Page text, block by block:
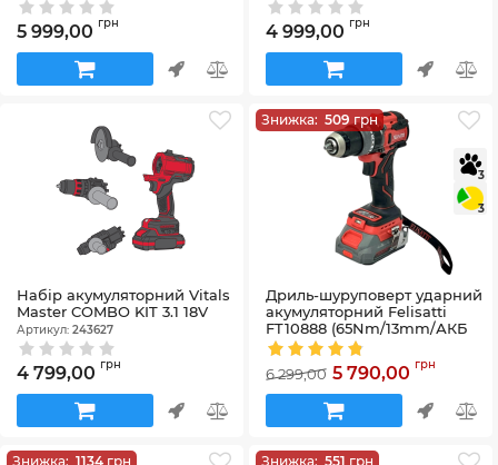
5 999,00 грн 4 999,00 грн
Набір акумуляторний Vitals
Master COMBO KIT 3.1 18V
Артикул: 243627
4 799,00 грн
Знижка: 509 грн
3
3
Дриль-шуруповерт ударний
акумуляторний Felisatti
FT10888 (65Nm/13mm/АКБ
2шт.+ЗУ+Кейс) ударів 0-
7200/0-30000 хв-1
Артикул:FT10888
6 299,00 5 790,00 грн
Знижка: 1134 грн Знижка: 551 грн